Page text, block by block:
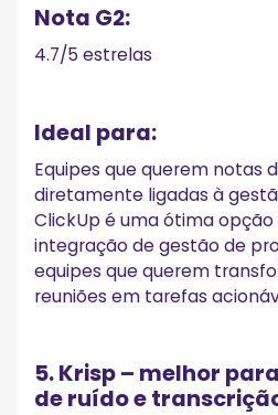
Nota G2:
4.7/5 estrelas
Ideal para:
Equipes que querem notas
diretamente ligadas à
ClickUp é uma ótima
integração de gestão de
equipes que querem
reuniões em tarefas
5. Krisp – melhor
de ruído e